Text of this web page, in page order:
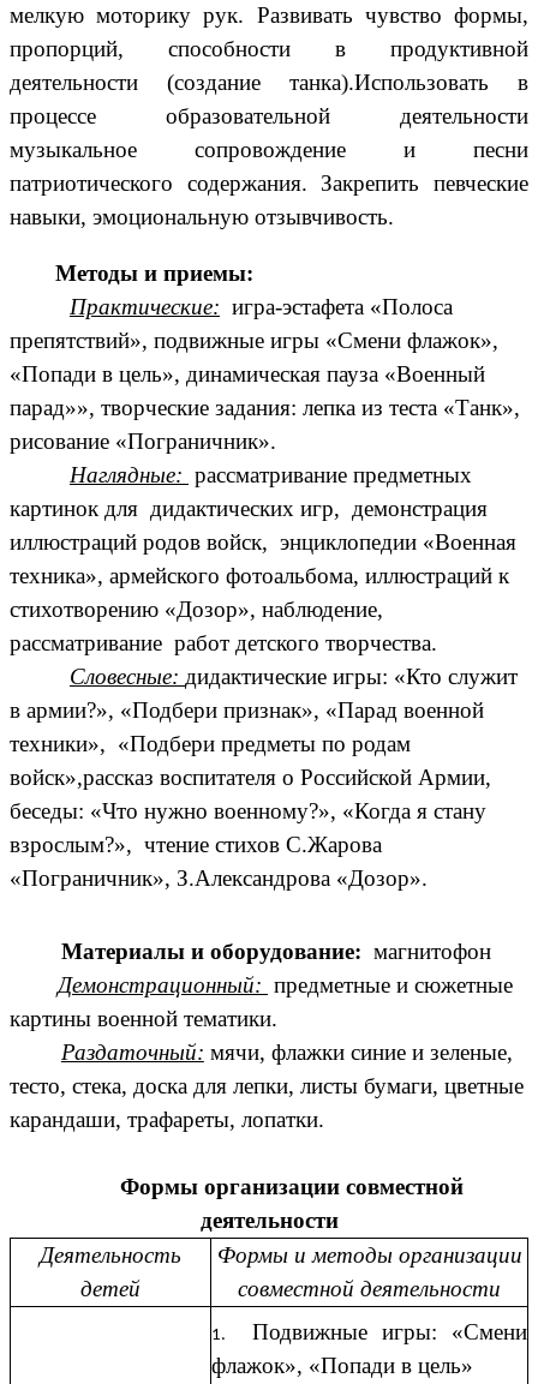
мелкую моторику рук. Развивать чувство формы,
пропорций, способности в продуктивной
деятельности (создание танка).Использовать в
процессе образовательной деятельности
музыкальное сопровождение и песни
патриотического содержания. Закрепить певческие
навыки, эмоциональную отзывчивость.
Методы и приемы:
Практические: игра-эстафета «Полоса
препятствий», подвижные игры «Смени флажок»,
«Попади в цель», динамическая пауза «Военный
парад»», творческие задания: лепка из теста «Танк»,
рисование «Пограничник».
Наглядные: рассматривание предметных
картинок для дидактических игр, демонстрация
иллюстраций родов войск, энциклопедии «Военная
техника», армейского фотоальбома, иллюстраций к
стихотворению «Дозор», наблюдение,
рассматривание работ детского творчества.
Словесные: дидактические игры: «Кто служит
в армии?», «Подбери признак», «Парад военной
техники», «Подбери предметы по родам
войск»,рассказ воспитателя о Российской Армии,
беседы: «Что нужно военному?», «Когда я стану
взрослым?», чтение стихов С.Жарова
«Пограничник», З.Александрова «Дозор».
Материалы и оборудование: магнитофон
Демонстрационный: предметные и сюжетные
картины военной тематики.
Раздаточный: мячи, флажки синие и зеленые,
тесто, стека, доска для лепки, листы бумаги, цветные
карандаши, трафареты, лопатки.
Формы организации совместной
деятельности
Деятельность
детей
Формы и методы организации
совместной деятельности
Подвижные игры: «Смени
флажок», «Попади в цель»